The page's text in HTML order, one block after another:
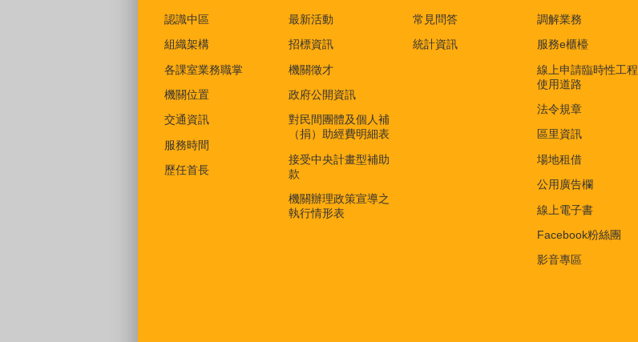
認識中區
組織架構
各課室業務職掌
機關位置
交通資訊
服務時間
歷任首長
最新活動
招標資訊
機關徵才
政府公開資訊
對民間團體及個人補
（捐）助經費明細表
接受中央計畫型補助
款
機關辦理政策宣導之
執行情形表
常見問答
統計資訊
調解業務
服務e櫃檯
線上申請臨時性工程
使用道路
法令規章
區里資訊
場地租借
公用廣告欄
線上電子書
Facebook粉絲團
影音專區